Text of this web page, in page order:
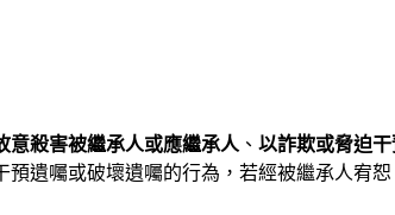
意殺害被繼承人或應繼承人 、 以詐欺或脅迫
預遺囑或破壞遺囑的行為，若經被繼承人宥